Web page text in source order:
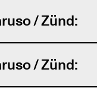
/ Zünd:
/ Zünd: